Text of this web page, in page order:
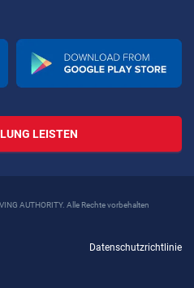
LEISTEN
AUTHORITY. Alle Rechte vorbehalten
Datenschutzrichtlinie